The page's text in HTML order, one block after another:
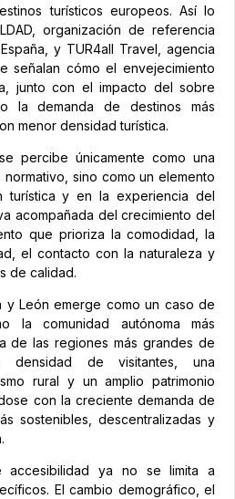
turísticos europeos. Así lo
organización de referencia
y TUR4all Travel, agencia
señalan cómo el envejecimiento
junto con el impacto del sobre
la demanda de destinos más
menor densidad turística.
percibe únicamente como una
sino como un elemento
turística y en la experiencia del
acompañada del crecimiento del
que prioriza la comodidad, la
el contacto con la naturaleza y
de calidad.
y León emerge como un caso de
la comunidad autónoma más
de las regiones más grandes de
densidad de visitantes, una
rural y un amplio patrimonio
con la creciente demanda de
sostenibles, descentralizadas y
accesibilidad ya no se limita a
El cambio demográfico, el